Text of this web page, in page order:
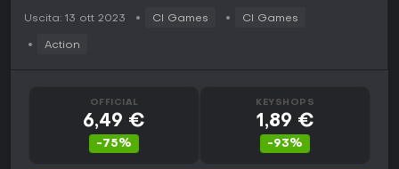
Uscita: 13 ott 2023 CI Games CI Games
Action
OFFICIAL
6,49 €
-75%
KEYSHOPS
1,89 €
-93%